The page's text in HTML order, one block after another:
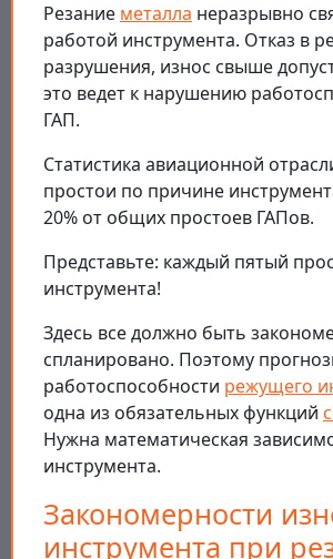
Резание металла неразрывно
работой инструмента. Отказ в
разрушения, износ свыше
это ведет к нарушению
ГАП.
Статистика авиационной
простои по причине
20% от общих простоев ГАПов.
Представьте: каждый пятый
инструмента!
Здесь все должно быть
спланировано. Поэтому
работоспособности режущего
одна из обязательных функций
Нужна математическая
инструмента.
Закономерности
инструмента при